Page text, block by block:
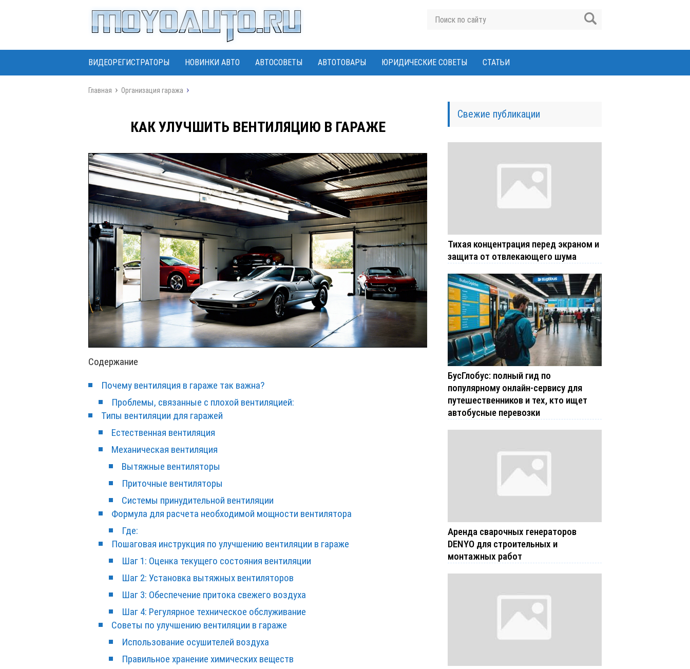
ВИДЕОРЕГИСТРАТОРЫ НОВИНКИ АВТО АВТОСОВЕТЫ АВТОТОВАРЫ ЮРИДИЧЕСКИЕ СОВЕТЫ СТАТЬИ
Главная Организация гаража
КАК УЛУЧШИТЬ ВЕНТИЛЯЦИЮ В ГАРАЖЕ
Содержание
Почему вентиляция в гараже так важна?
Проблемы, связанные с плохой вентиляцией:
Типы вентиляции для гаражей
Естественная вентиляция
Механическая вентиляция
Вытяжные вентиляторы
Приточные вентиляторы
Системы принудительной вентиляции
Формула для расчета необходимой мощности вентилятора
Где:
Пошаговая инструкция по улучшению вентиляции в гараже
Шаг 1: Оценка текущего состояния вентиляции
Шаг 2: Установка вытяжных вентиляторов
Шаг 3: Обеспечение притока свежего воздуха
Шаг 4: Регулярное техническое обслуживание
Советы по улучшению вентиляции в гараже
Использование осушителей воздуха
Правильное хранение химических веществ
Свежие публикации
Тихая концентрация перед экраном и
защита от отвлекающего шума
БусГлобус: полный гид по
популярному онлайн-сервису для
путешественников и тех, кто ищет
автобусные перевозки
Аренда сварочных генераторов
DENYO для строительных и
монтажных работ